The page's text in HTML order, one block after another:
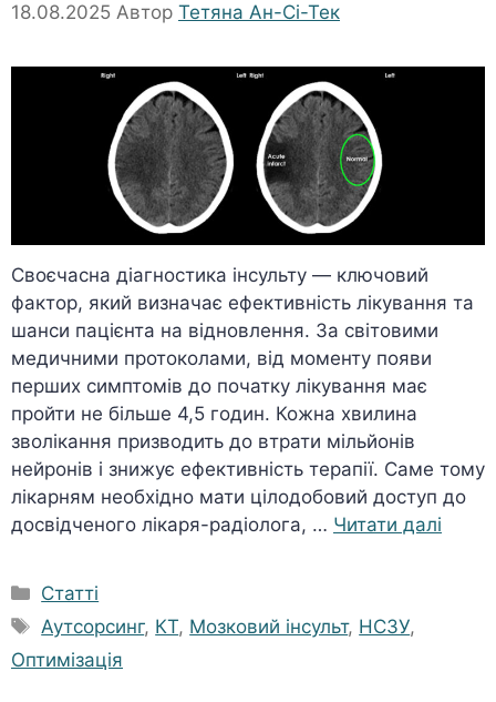
18.08.2025 Автор Тетяна Ан-Сі-Тек
Cвоєчасна діагностика інсульту — ключовий
фактор, який визначає ефективність лікування та
шанси пацієнта на відновлення. За світовими
медичними протоколами, від моменту появи
перших симптомів до початку лікування має
пройти не більше 4,5 годин. Кожна хвилина
зволікання призводить до втрати мільйонів
нейронів і знижує ефективність терапії. Саме тому
лікарням необхідно мати цілодобовий доступ до
досвідченого лікаря-радіолога, … Читати далі
Категорії
Статті
Позначки
Аутсорсинг, КТ, Мозковий інсульт, НСЗУ,
Оптимізація